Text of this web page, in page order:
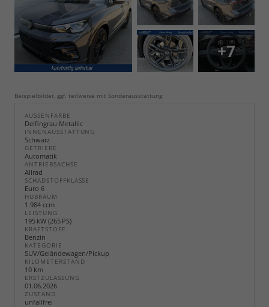
+7
Beispielbilder, ggf. teilweise mit Sonderausstattung
AUSSENFARBE
Delfingrau Metallic
INNENAUSSTATTUNG
Schwarz
GETRIEBE
Automatik
ANTRIEBSACHSE
Allrad
SCHADSTOFFKLASSE
Euro 6
HUBRAUM
1.984 ccm
LEISTUNG
195 kW (265 PS)
KRAFTSTOFF
Benzin
KATEGORIE
SUV/Geländewagen/Pickup
KILOMETERSTAND
10 km
ERSTZULASSUNG
01.06.2026
ZUSTAND
unfallfrei